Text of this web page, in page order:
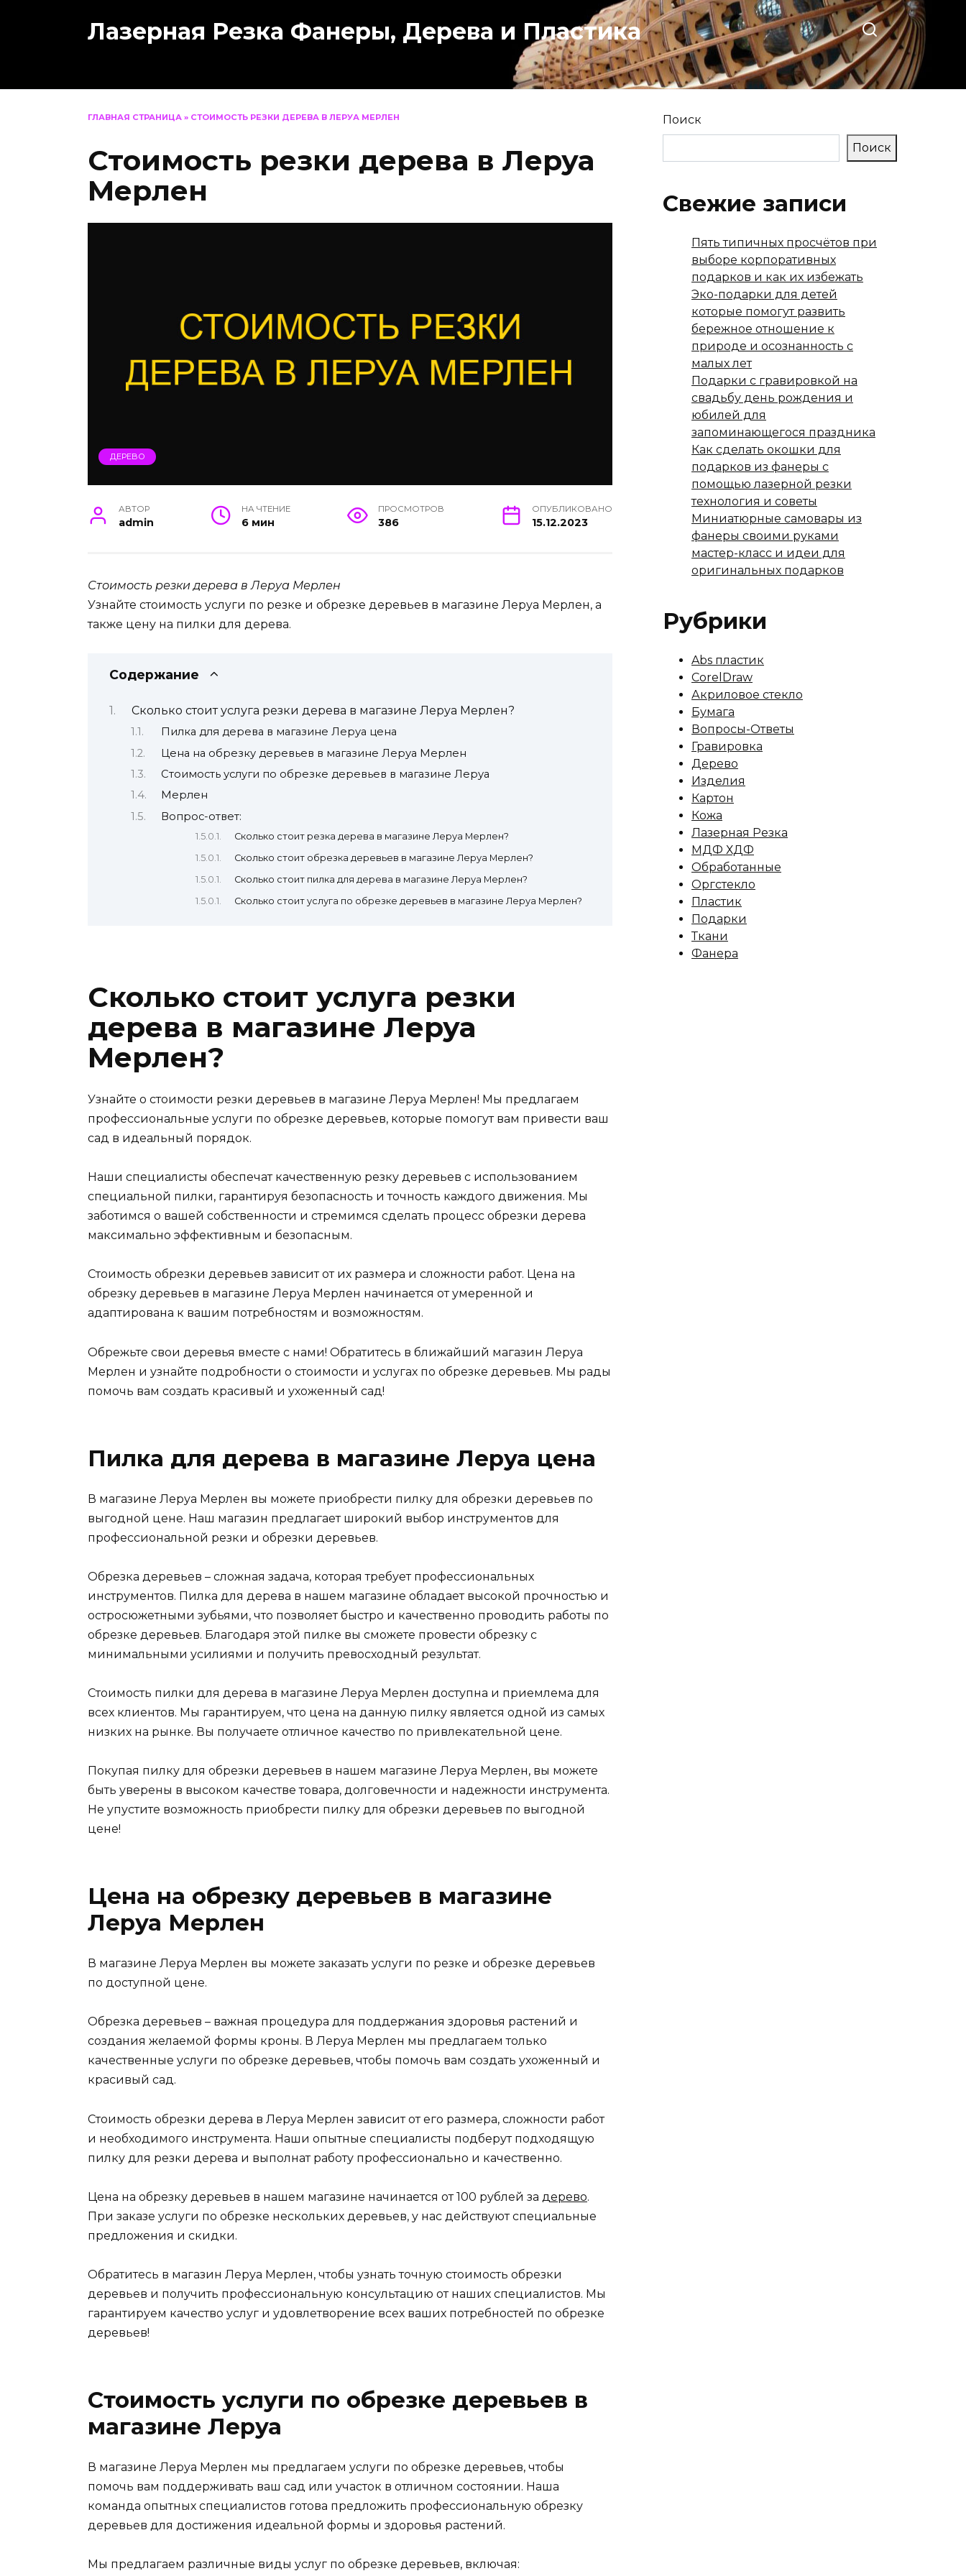
Лазерная Резка Фанеры, Дерева и Пластика
ГЛАВНАЯ СТРАНИЦА » СТОИМОСТЬ РЕЗКИ ДЕРЕВА В ЛЕРУА МЕРЛЕН
Стоимость резки дерева в Леруа
Мерлен
ДЕРЕВО
АВТОР
admin
НА ЧТЕНИЕ
6 мин
ПРОСМОТРОВ
386
ОПУБЛИКОВАНО
15.12.2023
Стоимость резки дерева в Леруа Мерлен
Узнайте стоимость услуги по резке и обрезке деревьев в магазине Леруа Мерлен, а
также цену на пилки для дерева.
Содержание
Сколько стоит услуга резки дерева в магазине Леруа Мерлен?
Пилка для дерева в магазине Леруа цена
Цена на обрезку деревьев в магазине Леруа Мерлен
Стоимость услуги по обрезке деревьев в магазине Леруа
Мерлен
Вопрос-ответ:
Сколько стоит резка дерева в магазине Леруа Мерлен?
Сколько стоит обрезка деревьев в магазине Леруа Мерлен?
Сколько стоит пилка для дерева в магазине Леруа Мерлен?
Сколько стоит услуга по обрезке деревьев в магазине Леруа Мерлен?
Сколько стоит услуга резки
дерева в магазине Леруа
Мерлен?
Узнайте о стоимости резки деревьев в магазине Леруа Мерлен! Мы предлагаем
профессиональные услуги по обрезке деревьев, которые помогут вам привести ваш
сад в идеальный порядок.
Наши специалисты обеспечат качественную резку деревьев с использованием
специальной пилки, гарантируя безопасность и точность каждого движения. Мы
заботимся о вашей собственности и стремимся сделать процесс обрезки дерева
максимально эффективным и безопасным.
Стоимость обрезки деревьев зависит от их размера и сложности работ. Цена на
обрезку деревьев в магазине Леруа Мерлен начинается от умеренной и
адаптирована к вашим потребностям и возможностям.
Обрежьте свои деревья вместе с нами! Обратитесь в ближайший магазин Леруа
Мерлен и узнайте подробности о стоимости и услугах по обрезке деревьев. Мы рады
помочь вам создать красивый и ухоженный сад!
Пилка для дерева в магазине Леруа цена
В магазине Леруа Мерлен вы можете приобрести пилку для обрезки деревьев по
выгодной цене. Наш магазин предлагает широкий выбор инструментов для
профессиональной резки и обрезки деревьев.
Обрезка деревьев – сложная задача, которая требует профессиональных
инструментов. Пилка для дерева в нашем магазине обладает высокой прочностью и
остросюжетными зубьями, что позволяет быстро и качественно проводить работы по
обрезке деревьев. Благодаря этой пилке вы сможете провести обрезку с
минимальными усилиями и получить превосходный результат.
Стоимость пилки для дерева в магазине Леруа Мерлен доступна и приемлема для
всех клиентов. Мы гарантируем, что цена на данную пилку является одной из самых
низких на рынке. Вы получаете отличное качество по привлекательной цене.
Покупая пилку для обрезки деревьев в нашем магазине Леруа Мерлен, вы можете
быть уверены в высоком качестве товара, долговечности и надежности инструмента.
Не упустите возможность приобрести пилку для обрезки деревьев по выгодной
цене!
Цена на обрезку деревьев в магазине
Леруа Мерлен
В магазине Леруа Мерлен вы можете заказать услуги по резке и обрезке деревьев
по доступной цене.
Обрезка деревьев – важная процедура для поддержания здоровья растений и
создания желаемой формы кроны. В Леруа Мерлен мы предлагаем только
качественные услуги по обрезке деревьев, чтобы помочь вам создать ухоженный и
красивый сад.
Стоимость обрезки дерева в Леруа Мерлен зависит от его размера, сложности работ
и необходимого инструмента. Наши опытные специалисты подберут подходящую
пилку для резки дерева и выполнат работу профессионально и качественно.
Цена на обрезку деревьев в нашем магазине начинается от 100 рублей за дерево.
При заказе услуги по обрезке нескольких деревьев, у нас действуют специальные
предложения и скидки.
Обратитесь в магазин Леруа Мерлен, чтобы узнать точную стоимость обрезки
деревьев и получить профессиональную консультацию от наших специалистов. Мы
гарантируем качество услуг и удовлетворение всех ваших потребностей по обрезке
деревьев!
Стоимость услуги по обрезке деревьев в
магазине Леруа
В магазине Леруа Мерлен мы предлагаем услуги по обрезке деревьев, чтобы
помочь вам поддерживать ваш сад или участок в отличном состоянии. Наша
команда опытных специалистов готова предложить профессиональную обрезку
деревьев для достижения идеальной формы и здоровья растений.
Мы предлагаем различные виды услуг по обрезке деревьев, включая:
Поиск
Поиск
Свежие записи
Пять типичных просчётов при
выборе корпоративных
подарков и как их избежать
Эко-подарки для детей
которые помогут развить
бережное отношение к
природе и осознанность с
малых лет
Подарки с гравировкой на
свадьбу день рождения и
юбилей для
запоминающегося праздника
Как сделать окошки для
подарков из фанеры с
помощью лазерной резки
технология и советы
Миниатюрные самовары из
фанеры своими руками
мастер-класс и идеи для
оригинальных подарков
Рубрики
Abs пластик
CorelDraw
Акриловое стекло
Бумага
Вопросы-Ответы
Гравировка
Дерево
Изделия
Картон
Кожа
Лазерная Резка
МДФ ХДФ
Обработанные
Оргстекло
Пластик
Подарки
Ткани
Фанера